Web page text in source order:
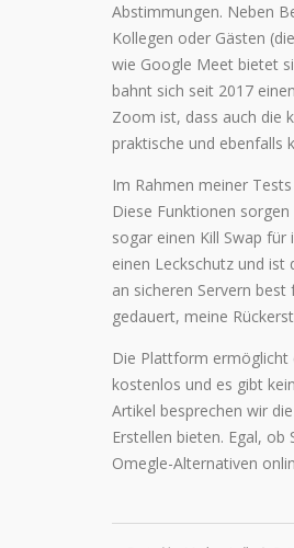
Abstimmungen. Neben
Kollegen oder Gästen
wie Google Meet bietet
bahnt sich seit 2017
Zoom ist, dass auch die
praktische und ebenfalls
Im Rahmen meiner
Diese Funktionen
sogar einen Kill Swap für
einen Leckschutz und ist
an sicheren Servern
gedauert, meine
Die Plattform ermöglicht
kostenlos und es gibt
Artikel besprechen wir
Erstellen bieten. Egal,
Omegle-Alternativen